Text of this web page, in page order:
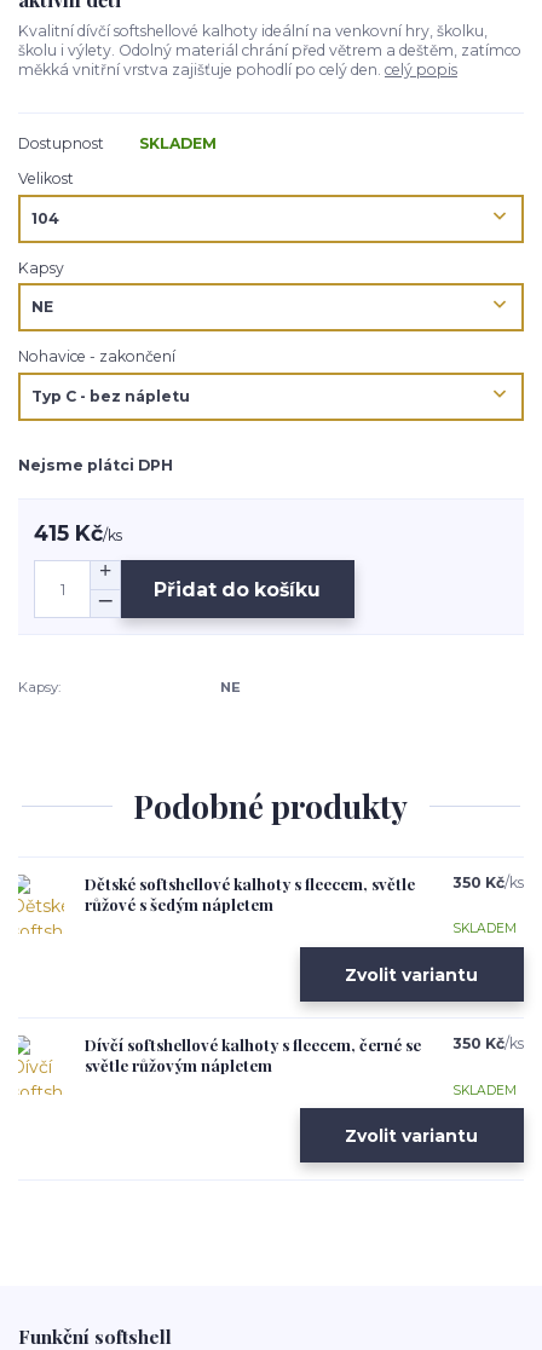
Kvalitní dívčí softshellové kalhoty ideální na venkovní hry, školku,
školu i výlety. Odolný materiál chrání před větrem a deštěm, zatímco
měkká vnitřní vrstva zajišťuje pohodlí po celý den. celý popis
Dostupnost
SKLADEM
Velikost
Kapsy
Nohavice - zakončení
Nejsme plátci DPH
415 Kč/ks
Přidat do košíku
Kapsy: NE
Podobné produkty
Dětské softshellové kalhoty s fleecem, světle
růžové s šedým nápletem
350 Kč/ks
SKLADEM
Zvolit variantu
Dívčí softshellové kalhoty s fleecem, černé se
světle růžovým nápletem
350 Kč/ks
SKLADEM
Zvolit variantu
Funkční softshell